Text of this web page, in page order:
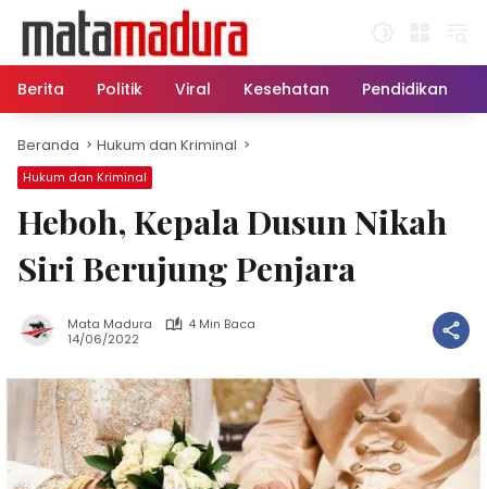
konten
Berita
Politik Viral Kesehatan Pendidikan
Beranda Hukum dan Kriminal
Hukum dan Kriminal
Heboh, Kepala Dusun Nikah
Siri Berujung Penjara
Mata Madura
4 Min Baca
14/06/2022